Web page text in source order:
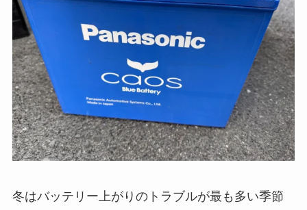
冬はバッテリー上がりのトラブルが最も多い季節